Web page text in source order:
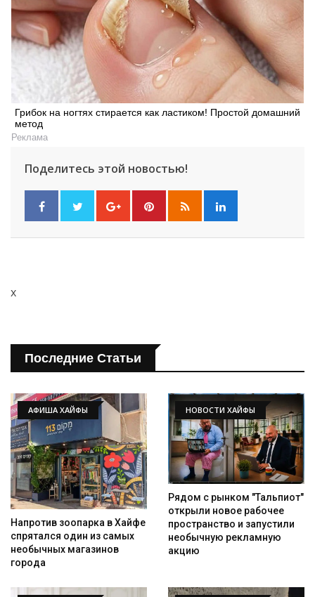
Искать
Грибок на ногтях стирается как ластиком! Простой домашний
метод
Реклама
Поделитесь этой новостью!
x
Последние Статьи
АФИША ХАЙФЫ
Напротив зоопарка в Хайфе
спрятался один из самых
необычных магазинов
города
НОВОСТИ ХАЙФЫ
Рядом с рынком "Тальпиот"
открыли новое рабочее
пространство и запустили
необычную рекламную
акцию